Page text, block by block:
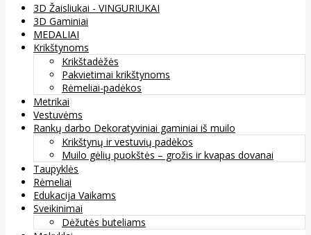
3D Žaisliukai - VINGURIUKAI
3D Gaminiai
MEDALIAI
Krikštynoms
Krikštadėžės
Pakvietimai krikštynoms
Rėmeliai-padėkos
Metrikai
Vestuvėms
Rankų darbo Dekoratyviniai gaminiai iš muilo
Krikštynų ir vestuvių padėkos
Muilo gėlių puokštės – grožis ir kvapas dovanai
Taupyklės
Rėmeliai
Edukacija Vaikams
Sveikinimai
Dėžutės buteliams